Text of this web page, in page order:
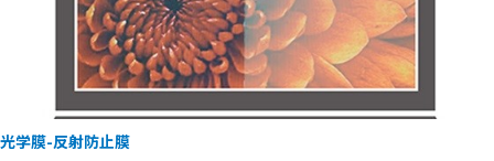
光学膜-反射防止膜